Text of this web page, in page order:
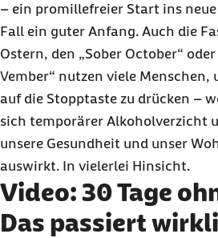
– ein promillefreier Start ins
Fall ein guter Anfang. Auch die
Ostern, den „Sober October“
Vember“ nutzen viele Menschen,
auf die Stopptaste zu drücken –
sich temporärer Alkoholverzicht
unsere Gesundheit und unser
auswirkt. In vielerlei Hinsicht.
Video: 30 Tage
Das passiert